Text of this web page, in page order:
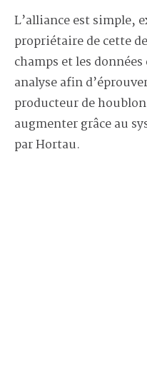
L’alliance est simple,
propriétaire de cette
champs et les
analyse afin
producteur de
augmenter grâce au
par Hortau.